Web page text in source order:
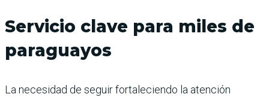
Servicio clave para miles de
paraguayos
La necesidad de seguir fortaleciendo la atención